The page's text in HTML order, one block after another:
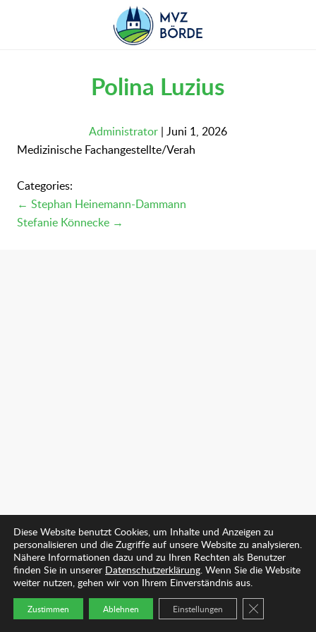
Startseite Arzt finden Kontakt
Polina Luzius
Administrator | Juni 1, 2026
Medizinische Fachangestellte/Verah
Categories:
Beitragsnavigation
← Stephan Heinemann-Dammann
Stefanie Könnecke →
Diese Website benutzt Cookies, um Inhalte und Anzeigen zu
personalisieren und die Zugriffe auf unsere Website zu analysieren.
Nähere Informationen dazu und zu Ihren Rechten als Benutzer
finden Sie in unserer Datenschutzerklärung. Wenn Sie die Website
weiter nutzen, gehen wir von Ihrem Einverständnis aus.
Zustimmen Ablehnen Einstellungen GDPR